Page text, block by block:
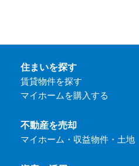
住まいを探す
賃貸物件を探す
マイホームを購入する
不動産を売却
マイホーム・収益物件・土地